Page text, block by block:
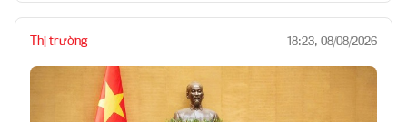
Thị trường 18:23, 08/08/2026